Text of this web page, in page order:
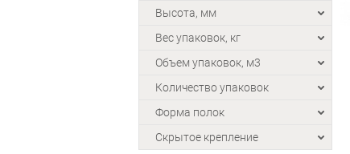
Высота, мм
Вес упаковок, кг
Объем упаковок, м3
Количество упаковок
Форма полок
Скрытое крепление